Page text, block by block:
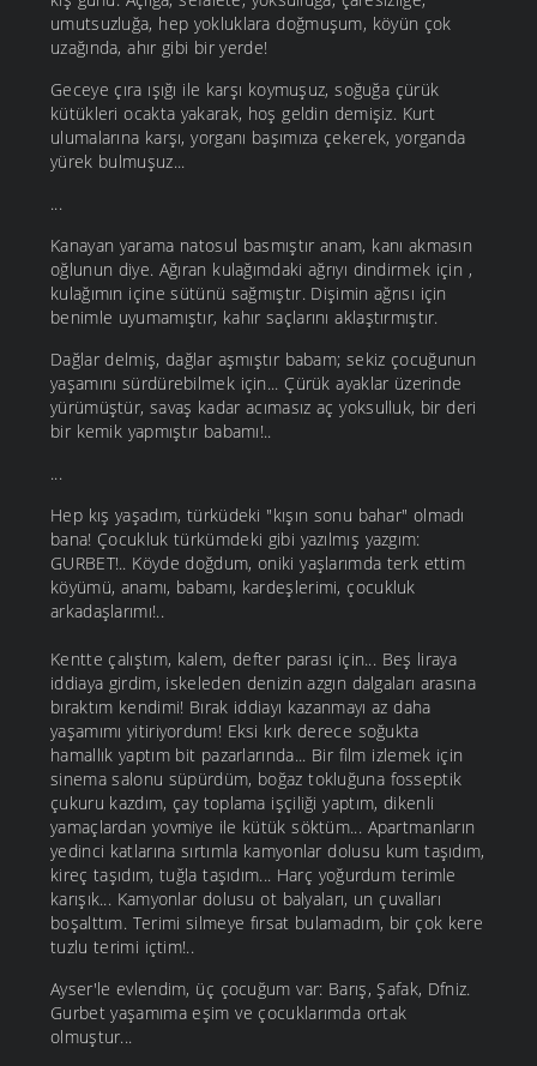
umutsuzluğa, hep yokluklara doğmuşum, köyün çok
uzağında, ahır gibi bir yerde!
Geceye çıra ışığı ile karşı koymuşuz, soğuğa çürük
kütükleri ocakta yakarak, hoş geldin demişiz. Kurt
ulumalarına karşı, yorganı başımıza çekerek, yorganda
yürek bulmuşuz...
...
Kanayan yarama natosul basmıştır anam, kanı akmasın
oğlunun diye. Ağıran kulağımdaki ağrıyı dindirmek için ,
kulağımın içine sütünü sağmıştır. Dişimin ağrısı için
benimle uyumamıştır, kahır saçlarını aklaştırmıştır.
Dağlar delmiş, dağlar aşmıştır babam; sekiz çocuğunun
yaşamını sürdürebilmek için... Çürük ayaklar üzerinde
yürümüştür, savaş kadar acımasız aç yoksulluk, bir deri
bir kemik yapmıştır babamı!..
...
Hep kış yaşadım, türküdeki "kışın sonu bahar" olmadı
bana! Çocukluk türkümdeki gibi yazılmış yazgım:
GURBET!.. Köyde doğdum, oniki yaşlarımda terk ettim
köyümü, anamı, babamı, kardeşlerimi, çocukluk
arkadaşlarımı!..
Kentte çalıştım, kalem, defter parası için... Beş liraya
iddiaya girdim, iskeleden denizin azgın dalgaları arasına
bıraktım kendimi! Bırak iddiayı kazanmayı az daha
yaşamımı yitiriyordum! Eksi kırk derece soğukta
hamallık yaptım bit pazarlarında... Bir film izlemek için
sinema salonu süpürdüm, boğaz tokluğuna fosseptik
çukuru kazdım, çay toplama işçiliği yaptım, dikenli
yamaçlardan yovmiye ile kütük söktüm... Apartmanların
yedinci katlarına sırtımla kamyonlar dolusu kum taşıdım,
kireç taşıdım, tuğla taşıdım... Harç yoğurdum terimle
karışık... Kamyonlar dolusu ot balyaları, un çuvalları
boşalttım. Terimi silmeye fırsat bulamadım, bir çok kere
tuzlu terimi içtim!..
Ayser'le evlendim, üç çocuğum var: Barış, Şafak, Dfniz.
Gurbet yaşamıma eşim ve çocuklarımda ortak
olmuştur...